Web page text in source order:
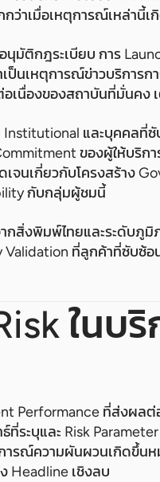
ว่าเมื่อเหตุการณ์เหล่านี้เ
นุมัติกฎระเบียบ การ
ป็นเหตุการณ์ข่าวบริการก
เนื่องของสถาบันที่มั่นคง
และบุคคลที่ซั
ของผู้ให้บริก
จนเกี่ยวกับโครงสร้าง
กับกลุ่มผู้ชมนี้
กสิ่งพิมพ์ไทยและระดับภูมิ
Validation ที่ลูกค้าที่ซับซ้
ในบริ
Performance ที่ส่งผลต่
ระบุและ Risk
รณ์ความผันผวนเกิดขึ้นห
Headline เชิงลบ